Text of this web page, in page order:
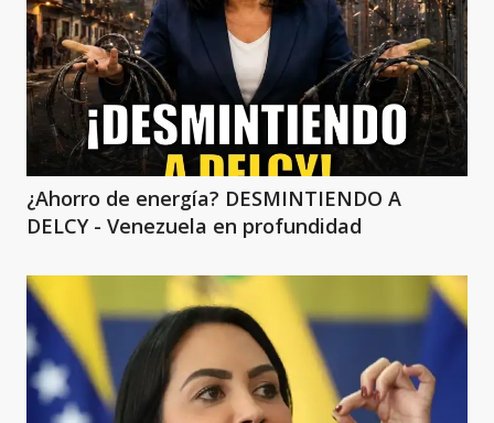
¿Ahorro de energía? DESMINTIENDO A
DELCY - Venezuela en profundidad